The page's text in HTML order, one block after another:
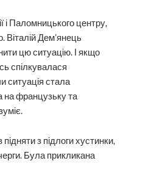
і Паломницького центру,
Віталій Дем’янець
цю ситуацію. І якщо
спілкувалася
ситуація стала
французьку та
з підлоги хустинки,
Була прикликана